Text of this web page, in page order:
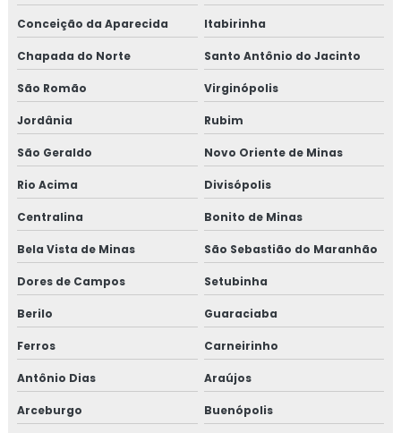
Conceição da Aparecida Itabirinha
Chapada do Norte Santo Antônio do Jacinto
São Romão Virginópolis
Jordânia Rubim
São Geraldo Novo Oriente de Minas
Rio Acima Divisópolis
Centralina Bonito de Minas
Bela Vista de Minas São Sebastião do Maranhão
Dores de Campos Setubinha
Berilo Guaraciaba
Ferros Carneirinho
Antônio Dias Araújos
Arceburgo Buenópolis